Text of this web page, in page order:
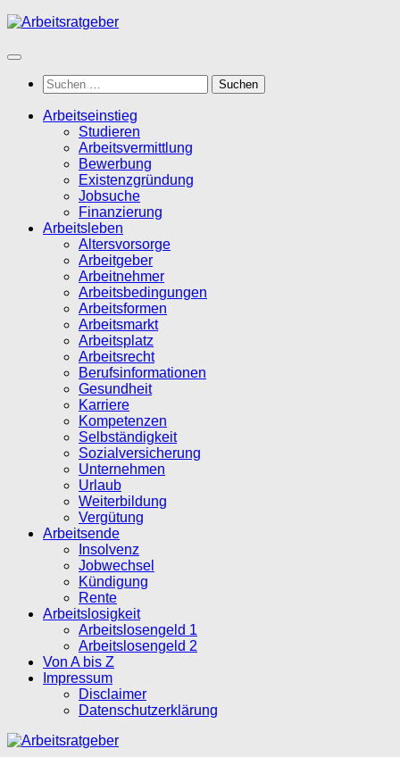
Zum
springen
Suchen
nach:
Arbeitseinstieg
Studieren
Arbeitsvermittlung
Bewerbung
Existenzgründung
Jobsuche
Finanzierung
Arbeitsleben
Altersvorsorge
Arbeitgeber
Arbeitnehmer
Arbeitsbedingungen
Arbeitsformen
Arbeitsmarkt
Arbeitsplatz
Arbeitsrecht
Berufsinformationen
Gesundheit
Karriere
Kompetenzen
Selbständigkeit
Sozialversicherung
Unternehmen
Urlaub
Weiterbildung
Vergütung
Arbeitsende
Insolvenz
Jobwechsel
Kündigung
Rente
Arbeitslosigkeit
Arbeitslosengeld 1
Arbeitslosengeld 2
Von A bis Z
Impressum
Disclaimer
Datenschutzerklärung